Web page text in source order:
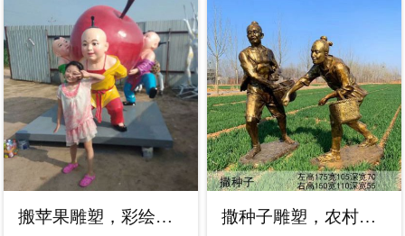
搬苹果雕塑，彩绘工艺效果，玻璃钢童趣雕塑小品 撒种子雕塑，农村人物实景，劳动农耕人物雕塑厂家